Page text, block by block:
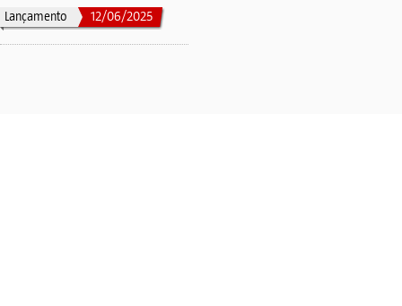
Lançamento 12/06/2025